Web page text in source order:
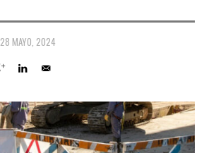
28 MAYO, 2024